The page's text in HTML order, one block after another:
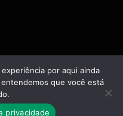
reservados.
por aqui ainda
que você está
privacidade